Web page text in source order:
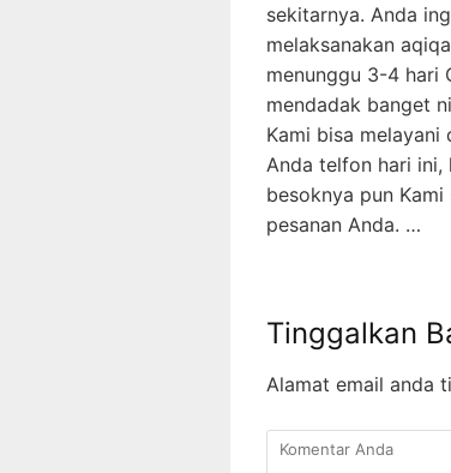
sekitarnya. Anda
melaksanakan
menunggu 3-4 hari
mendadak banget
Kami bisa melayani
Anda telfon hari ini,
besoknya pun
pesanan Anda. …
Tinggalkan
Alamat email anda